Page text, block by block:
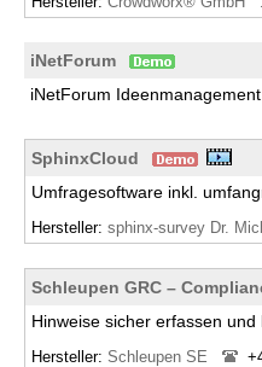
iNetForum
iNetForum
SphinxCloud
Umfragesoftware inkl.
Hersteller: sphinx-survey Dr.
Schleupen GRC –
Hinweise sicher erfassen
Hersteller: Schleupen SE